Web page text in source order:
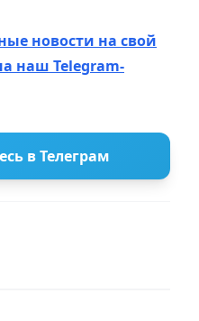
новости на свой
наш Telegram-
в Телеграм